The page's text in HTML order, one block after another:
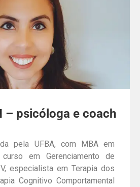
– psicóloga e coach
pela UFBA, com MBA em
em Gerenciamento de
especialista em Terapia dos
Cognitivo Comportamental